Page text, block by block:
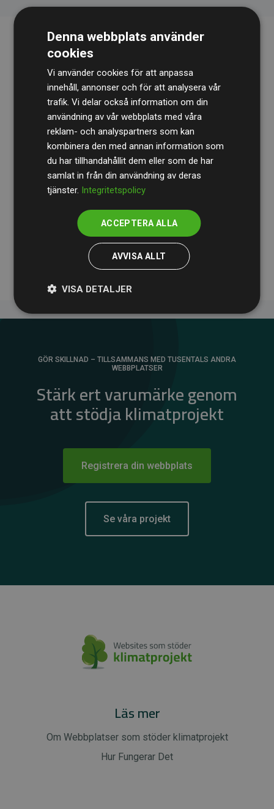
RevisionsbyrånBDOgranskar kontinuerligt våra
beräkningar och vår metod för att säkerställa
transparens och tillförlitlighet.
Deras granskning visar att våra investeringar i
de beräknade CO₂-utsläppenfrån
medlemswebbplatser – ett tydligt bevis på att vårt
arbetssätt ger mätbar klimatnytta.
GÖR SKILLNAD – TILLSAMMANS MED TUSENTALS ANDRA
WEBBPLATSER
Stärk ert varumärke genom
att stödja klimatprojekt
Registrera din webbplats
Se våra projekt
Läs mer
Om Webbplatser som stöder klimatprojekt
Hur Fungerar Det
Denna webbplats använder
cookies
Vi använder cookies för att anpassa
innehåll, annonser och för att analysera vår
trafik. Vi delar också information om din
användning av vår webbplats med våra
reklam- och analyspartners som kan
kombinera den med annan information som
du har tillhandahållit dem eller som de har
samlat in från din användning av deras
tjänster. Integritetspolicy
ACCEPTERA ALLA
AVVISA ALLT
VISA DETALJER